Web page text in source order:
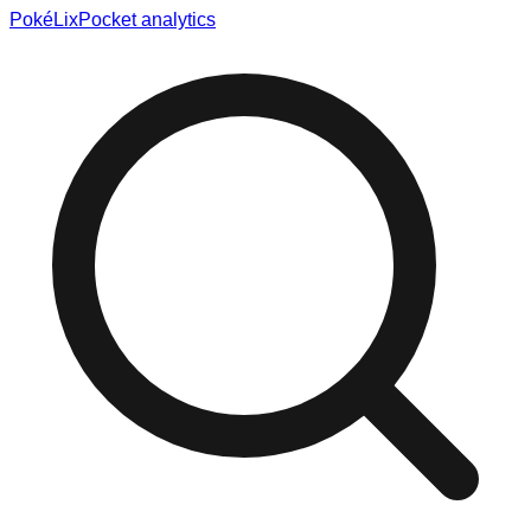
PokéLixPocket analytics